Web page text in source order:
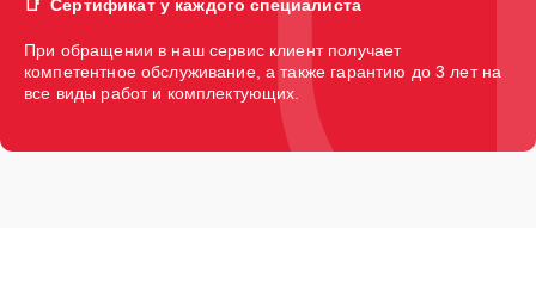
Сертификат у каждого специалиста
При обращении в наш сервис клиент получает
компетентное обслуживание, а также гарантию до 3 лет на
все виды работ и комплектующих.